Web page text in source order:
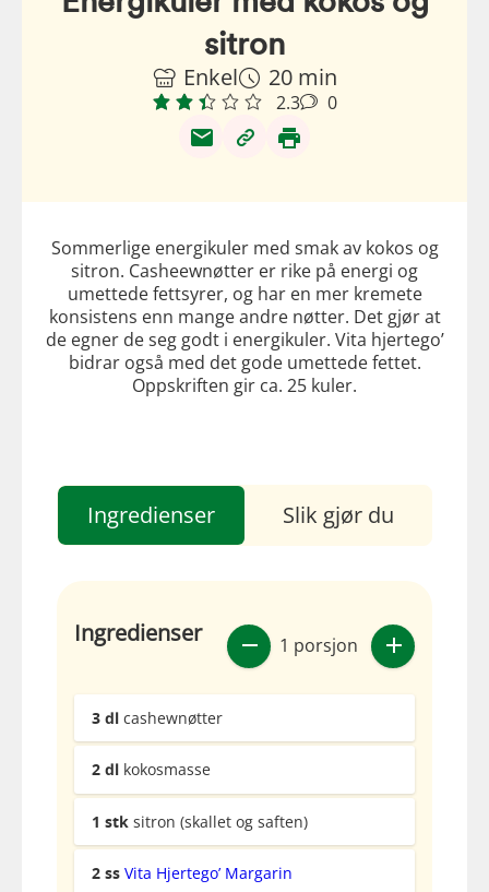
sitron
Enkel 20 min
2.3 0
Sommerlige energikuler med smak av kokos og
sitron. Casheewnøtter er rike på energi og
umettede fettsyrer, og har en mer kremete
konsistens enn mange andre nøtter. Det gjør at
de egner de seg godt i energikuler. Vita hjertego’
bidrar også med det gode umettede fettet.
Oppskriften gir ca. 25 kuler.
Ingredienser Slik gjør du
Ingredienser 1 porsjon
3 dl cashewnøtter
2 dl kokosmasse
1 stk sitron (skallet og saften)
2 ss Vita Hjertego’ Margarin